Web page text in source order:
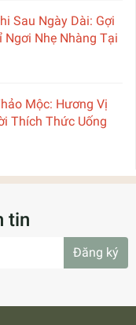
Sau Ngày Dài: Gợi
Ngơi Nhẹ Nhàng Tại
Mộc: Hương Vị
Thích Thức Uống
tin
Đăng ký